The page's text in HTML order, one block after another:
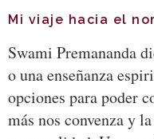
Mi viaje hacia el
Swami Premananda
o una enseñanza
opciones para poder
más nos convenza y